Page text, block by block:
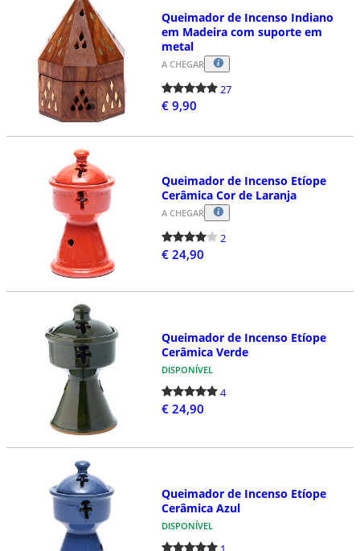
Queimador de Incenso Indiano
em Madeira com suporte em
metal
A CHEGAR
27
€ 9,90
Queimador de Incenso Etíope
Cerâmica Cor de Laranja
A CHEGAR
2
€ 24,90
Queimador de Incenso Etíope
Cerâmica Verde
DISPONÍVEL
4
€ 24,90
Queimador de Incenso Etíope
Cerâmica Azul
DISPONÍVEL